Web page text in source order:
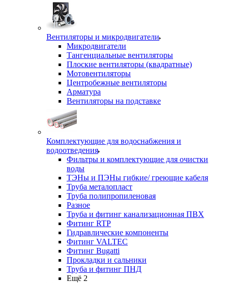
Вентиляторы и микродвигатели
Микродвигатели
Тангенциальные вентиляторы
Плоские вентиляторы (квадратные)
Мотовентиляторы
Центробежные вентиляторы
Арматура
Вентиляторы на подставке
Комплектующие для водоснабжения и
водоотведения
Фильтры и комплектующие для очистки
воды
ТЭНы и ПЭНы гибкие/ греющие кабеля
Труба металопласт
Труба полипропиленовая
Разное
Труба и фитинг канализационная ПВХ
Фитинг RTP
Гидравлические компоненты
Фитинг VALTEC
Фитинг Bugatti
Прокладки и сальники
Труба и фитинг ПНД
Ещё 2